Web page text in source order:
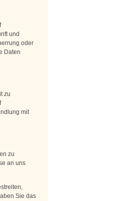
und
oder
Daten
zu
mit
zu
an uns
Sie das